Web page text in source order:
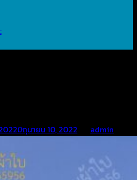
มิถุนายน 10, 2022 admin